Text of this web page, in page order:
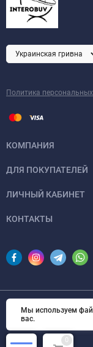
Политика
КОМПАНИЯ
ДЛЯ ПОКУПАТЕЛЕЙ
ЛИЧНЫЙ КАБИНЕТ
КОНТАКТЫ
©
0
Мы используем
вас.